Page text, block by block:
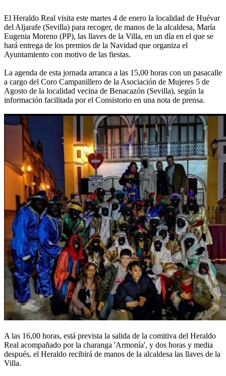
El Heraldo Real visita este martes 4 de enero la localidad de Huévar
del Aljarafe (Sevilla) para recoger, de manos de la alcaldesa, María
Eugenia Moreno (PP), las llaves de la Villa, en un día en el que se
hará entrega de los premios de la Navidad que organiza el
Ayuntamiento con motivo de las fiestas.
La agenda de esta jornada arranca a las 15,00 horas con un pasacalle
a cargo del Coro Campanillero de la Asociación de Mujeres 5 de
Agosto de la localidad vecina de Benacazón (Sevilla), según la
información facilitada por el Consistorio en una nota de prensa.
A las 16,00 horas, está prevista la salida de la comitiva del Heraldo
Real acompañado por la charanga 'Armonía', y dos horas y media
después, el Heraldo recibirá de manos de la alcaldesa las llaves de la
Villa.